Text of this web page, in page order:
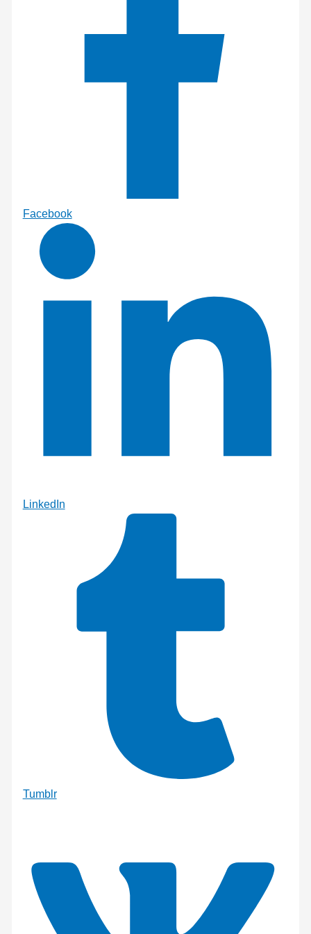
Facebook
LinkedIn
Tumblr